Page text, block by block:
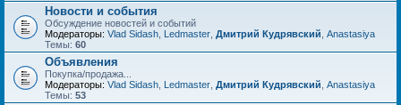
Новости и события
Обсуждение новостей и событий
Модераторы: Vlad Sidash Ledmaster Дмитрий Кудрявский Anastasiya
Темы: 60
Объявления
Покупка/продажа...
Модераторы: Vlad Sidash Ledmaster Дмитрий Кудрявский Anastasiya
Темы: 53